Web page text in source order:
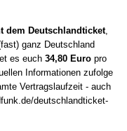
dem Deutschlandticket,
ganz Deutschland
es euch 34,80 Euro pro
Informationen zufolge
Vertragslaufzeit - auch
deutschlandticket-